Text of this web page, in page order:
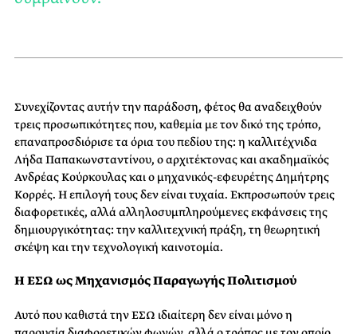
Συνεχίζοντας αυτήν την παράδοση, φέτος θα αναδειχθούν
τρεις προσωπικότητες που, καθεμία με τον δικό της τρόπο,
επαναπροσδιόρισε τα όρια του πεδίου της: η καλλιτέχνιδα
Λήδα Παπακωνσταντίνου, ο αρχιτέκτονας και ακαδημαϊκός
Ανδρέας Κούρκουλας και ο μηχανικός-εφευρέτης Δημήτρης
Κορρές. Η επιλογή τους δεν είναι τυχαία. Εκπροσωπούν τρεις
διαφορετικές, αλλά αλληλοσυμπληρούμενες εκφάνσεις της
δημιουργικότητας: την καλλιτεχνική πράξη, τη θεωρητική
σκέψη και την τεχνολογική καινοτομία.
Η ΕΣΩ ως Μηχανισμός Παραγωγής Πολιτισμού
Αυτό που καθιστά την ΕΣΩ ιδιαίτερη δεν είναι μόνο η